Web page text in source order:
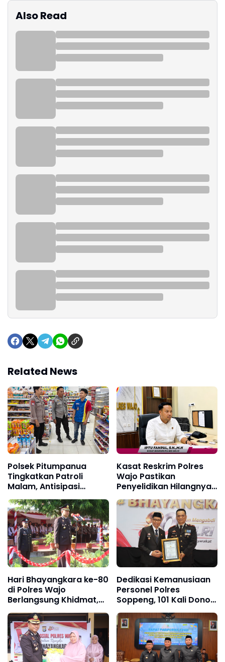
Also Read
Related News
Polsek Pitumpanua
Tingkatkan Patroli
Malam, Antisipasi
Gangguan Kamtibmas
dan Kriminalitas di
Wilayah Hukum
Kasat Reskrim Polres
Wajo Pastikan
Penyelidikan Hilangnya
Mitha Terus Berjalan
Hari Bhayangkara ke-80
di Polres Wajo
Berlangsung Khidmat,
Pengabdian untuk
Masyarakat
Dedikasi Kemanusiaan
Personel Polres
Soppeng, 101 Kali Donor
Penghargaan Kapolres
dan Diusulkan Terima
Penghargaan Presiden